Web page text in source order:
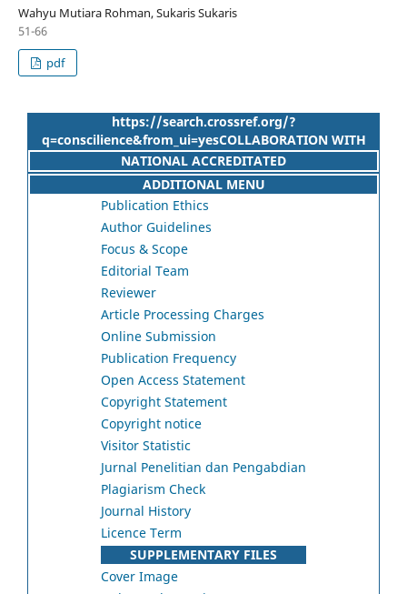
Wahyu Mutiara Rohman, Sukaris Sukaris
51-66
pdf
https://search.crossref.org/?
q=conscilience&from_ui=yesCOLLABORATION WITH
NATIONAL ACCREDITATED
ADDITIONAL MENU
Publication Ethics
Author Guidelines
Focus & Scope
Editorial Team
Reviewer
Article Processing Charges
Online Submission
Publication Frequency
Open Access Statement
Copyright Statement
Copyright notice
Visitor Statistic
Jurnal Penelitian dan Pengabdian
Plagiarism Check
Journal History
Licence Term
SUPPLEMENTARY FILES
Cover Image